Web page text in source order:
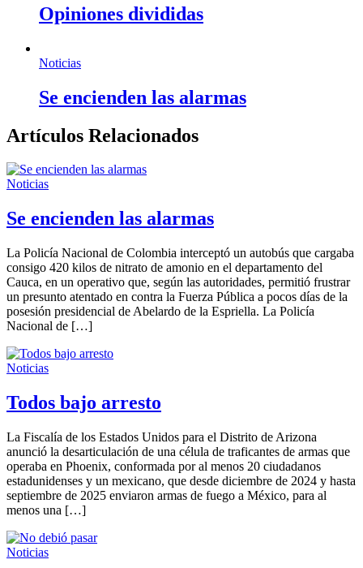
Opiniones divididas
Noticias
Se encienden las alarmas
Artículos Relacionados
Noticias
Se encienden las alarmas
La Policía Nacional de Colombia interceptó un autobús que cargaba
consigo 420 kilos de nitrato de amonio en el departamento del
Cauca, en un operativo que, según las autoridades, permitió frustrar
un presunto atentado en contra la Fuerza Pública a pocos días de la
posesión presidencial de Abelardo de la Espriella. La Policía
Nacional de […]
Noticias
Todos bajo arresto
La Fiscalía de los Estados Unidos para el Distrito de Arizona
anunció la desarticulación de una célula de traficantes de armas que
operaba en Phoenix, conformada por al menos 20 ciudadanos
estadunidenses y un mexicano, que desde diciembre de 2024 y hasta
septiembre de 2025 enviaron armas de fuego a México, para al
menos una […]
Noticias